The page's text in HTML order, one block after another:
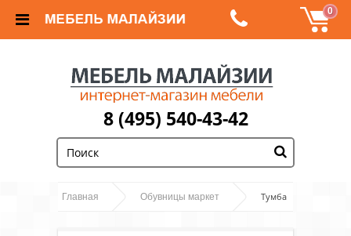
0
8 (495) 540-43-42
Главная Обувницы маркет Тумба